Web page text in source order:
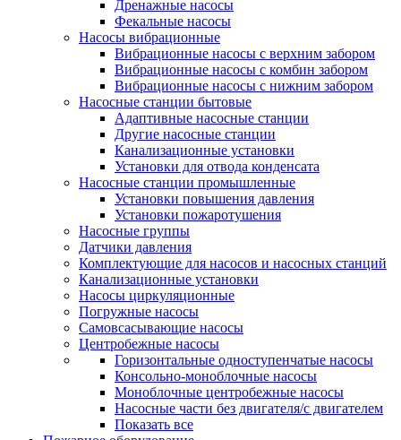
Дренажные насосы
Фекальные насосы
Насосы вибрационные
Вибрационные насосы с верхним забором
Вибрационные насосы с комбин забором
Вибрационные насосы с нижним забором
Насосные станции бытовые
Адаптивные насосные станции
Другие насосные станции
Канализационные установки
Установки для отвода конденсата
Насосные станции промышленные
Установки повышения давления
Установки пожаротушения
Насосные группы
Датчики давления
Комплектующие для насосов и насосных станций
Канализационные установки
Насосы циркуляционные
Погружные насосы
Самовсасывающие насосы
Центробежные насосы
Горизонтальные одноступенчатые насосы
Консольно-моноблочные насосы
Моноблочные центробежные насосы
Насосные части без двигателя/с двигателем
Показать все